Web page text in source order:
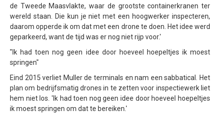
Inspectie infrastructuur
Inspectie windmolens
Inspectie hoogspanningsmasten
Mast inspectie
Thermische inspectie
Luchtvaartuigen
PH-1KS DJI P3P
de Tweede Maasvlakte, waar de grootste containerkranen ter
wereld staan. Die kun je niet met een hoogwerker inspecteren,
daarom opperde ik om dat met een drone te doen. Het idee werd
geparkeerd, want de tijd was er nog niet rijp voor.'
"Ik had toen nog geen idee door hoeveel hoepeltjes ik moest
springen"
Eind 2015 verliet Muller de terminals en nam een sabbatical. Het
plan om bedrijfsmatig drones in te zetten voor inspectiewerk liet
hem niet los. 'Ik had toen nog geen idee door hoeveel hoepeltjes
ik moest springen om dat te bereiken.'